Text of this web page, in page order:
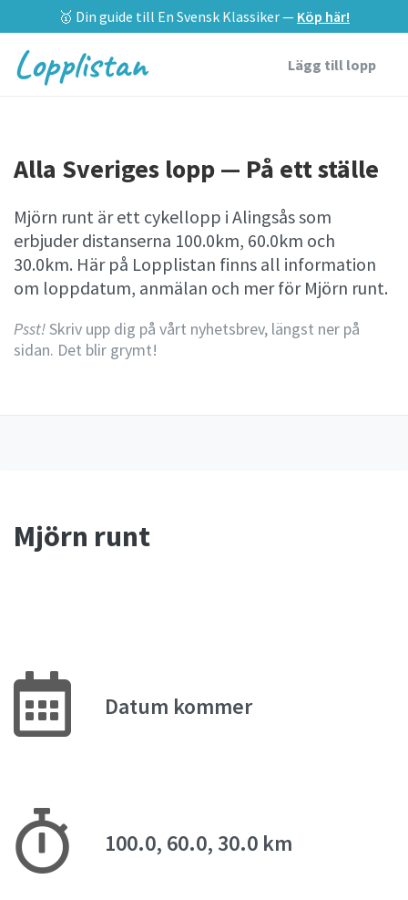
🥇 Din guide till En Svensk Klassiker — Köp här!
Lopplistan Lägg till lopp
Alla Sveriges lopp — På ett ställe
Mjörn runt är ett cykellopp i Alingsås som
erbjuder distanserna 100.0km, 60.0km och
30.0km. Här på Lopplistan finns all information
om loppdatum, anmälan och mer för Mjörn runt.
Psst!Skriv upp dig på vårt nyhetsbrev, längst ner på
sidan. Det blir grymt!
Mjörn runt
Datum kommer
100.0, 60.0, 30.0 km